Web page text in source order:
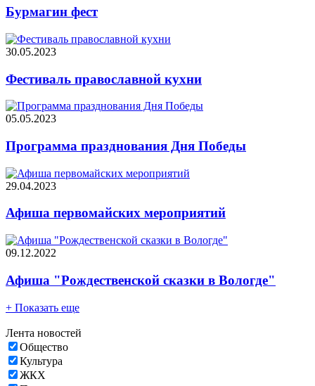
Бурмагин фест
30.05.2023
Фестиваль православной кухни
05.05.2023
Программа празднования Дня Победы
29.04.2023
Афиша первомайских мероприятий
09.12.2022
Афиша "Рождественской сказки в Вологде"
+ Показать еще
Лента новостей
Общество
Культура
ЖКХ